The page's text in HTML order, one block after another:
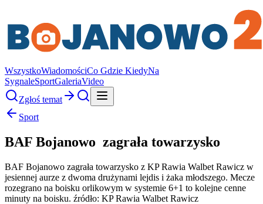
WszystkoWiadomościCo Gdzie KiedyNa
SygnaleSportGaleriaVideo
Zgłoś temat
Sport
BAF Bojanowo zagrała towarzysko
BAF Bojanowo zagrała towarzysko z KP Rawia Walbet Rawicz w
jesiennej aurze z dwoma drużynami lejdis i żaka młodszego. Mecze
rozegrano na boisku orlikowym w systemie 6+1 to kolejne cenne
minuty na boisku. źródło: KP Rawia Walbet Rawicz